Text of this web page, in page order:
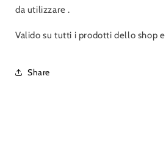
da utilizzare .
Valido su tutti i prodotti dello shop
Share